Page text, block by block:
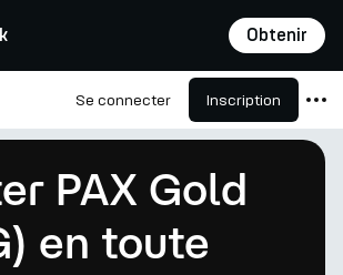
Obtenir
Se connecter Inscription
PAX Gold
en toute